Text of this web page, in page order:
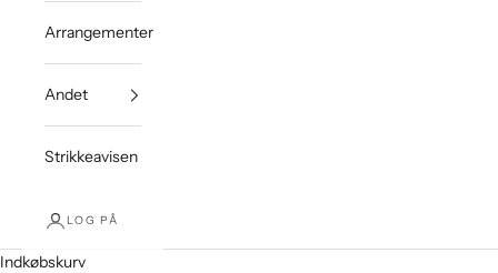
Arrangementer
Andet
Strikkeavisen
LOG PÅ
Indkøbskurv